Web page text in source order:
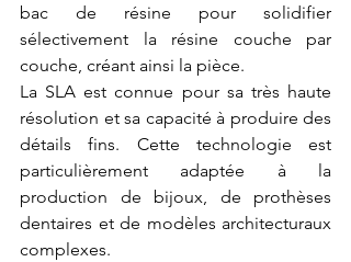
bac de résine pour solidifier
sélectivement la résine couche par
couche, créant ainsi la pièce.
La SLA est connue pour sa très haute
résolution et sa capacité à produire des
détails fins. Cette technologie est
particulièrement adaptée à la
production de bijoux, de prothèses
dentaires et de modèles architecturaux
complexes.